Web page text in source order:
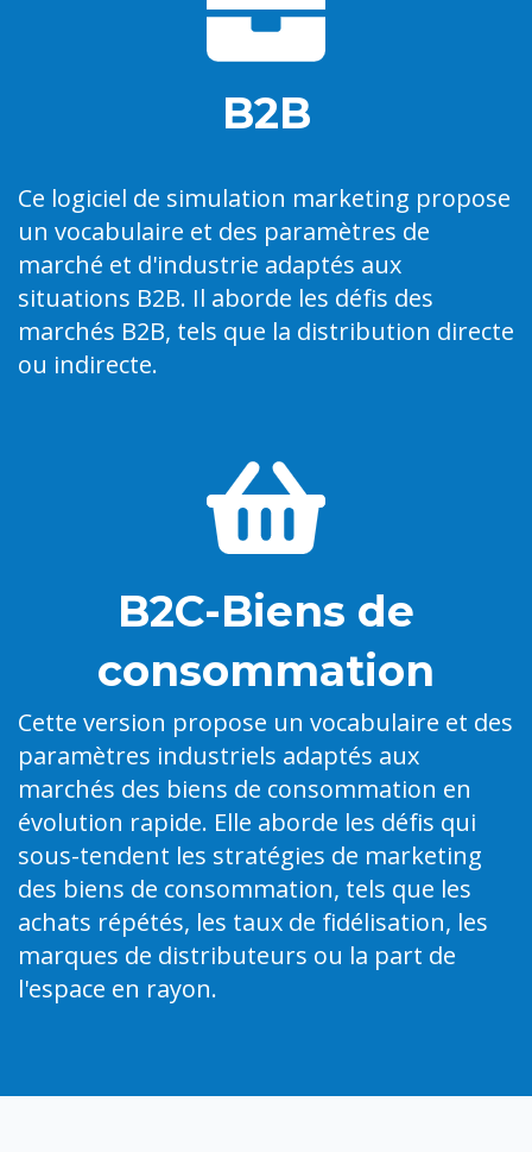
B2B
Ce logiciel de simulation marketing propose
un vocabulaire et des paramètres de
marché et d'industrie adaptés aux
situations B2B. Il aborde les défis des
marchés B2B, tels que la distribution directe
ou indirecte.
B2C-Biens de
consommation
Cette version propose un vocabulaire et des
paramètres industriels adaptés aux
marchés des biens de consommation en
évolution rapide. Elle aborde les défis qui
sous-tendent les stratégies de marketing
des biens de consommation, tels que les
achats répétés, les taux de fidélisation, les
marques de distributeurs ou la part de
l'espace en rayon.